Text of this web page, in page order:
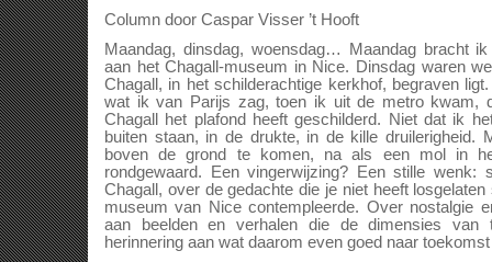
Column door Caspar Visser ’t Hooft
Maandag, dinsdag, woensdag… Maandag bracht
aan het Chagall-museum in Nice. Dinsdag waren
Chagall, in het schilderachtige kerkhof, begraven
wat ik van Parijs zag, toen ik uit de metro kwam,
Chagall het plafond heeft geschilderd. Niet dat ik
buiten staan, in de drukte, in de kille druilerigheid.
boven de grond te komen, na als een mol in
rondgewaard. Een vingerwijzing? Een stille
Chagall, over de gedachte die je niet heeft
museum van Nice contempleerde. Over nostalgie
aan beelden en verhalen die de dimensies van
herinnering aan wat daarom even goed naar